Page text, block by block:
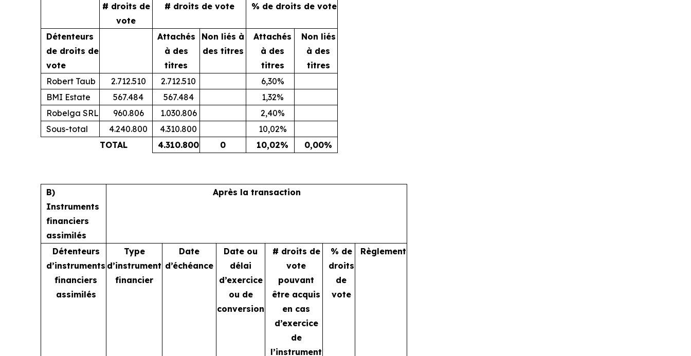
# droits de
vote
# droits de vote % de droits de vote
Détenteurs
de droits de
vote
Attachés
à des
titres
Non liés à
des titres
Attachés
à des
titres
Non liés
à des
titres
Robert Taub
2.712.510 2.712.510
6,30%
BMI Estate
567.484 567.484
1,32%
Robelga SRL
960.806 1.030.806
2,40%
Sous-total
4.240.800 4.310.800
10,02%
TOTAL
4.310.800 0 10,02% 0,00%
B)
Instruments
financiers
assimilés
Après la transaction
Détenteurs
d’instruments
financiers
assimilés
Type
d’instrument
financier
Date
d’échéance
Date ou
délai
d’exercice
ou de
conversion
# droits de
vote
pouvant
être acquis
en cas
d’exercice
de
l’instrument
% de
droits
de
vote
Règlement